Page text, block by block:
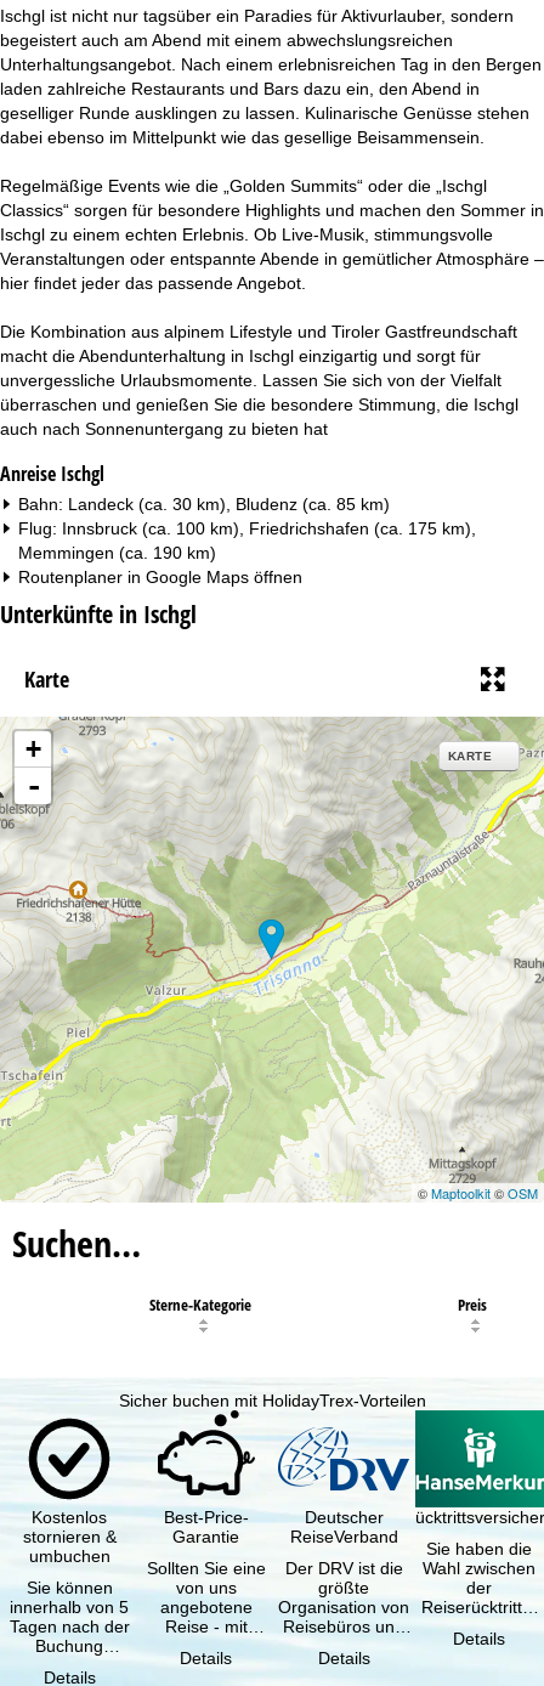
Ischgl ist nicht nur tagsüber ein Paradies für Aktivurlauber, sondern
begeistert auch am Abend mit einem abwechslungsreichen
Unterhaltungsangebot. Nach einem erlebnisreichen Tag in den Bergen
laden zahlreiche Restaurants und Bars dazu ein, den Abend in
geselliger Runde ausklingen zu lassen. Kulinarische Genüsse stehen
dabei ebenso im Mittelpunkt wie das gesellige Beisammensein.
Regelmäßige Events wie die „Golden Summits“ oder die „Ischgl
Classics“ sorgen für besondere Highlights und machen den Sommer in
Ischgl zu einem echten Erlebnis. Ob Live-Musik, stimmungsvolle
Veranstaltungen oder entspannte Abende in gemütlicher Atmosphäre –
hier findet jeder das passende Angebot.
Die Kombination aus alpinem Lifestyle und Tiroler Gastfreundschaft
macht die Abendunterhaltung in Ischgl einzigartig und sorgt für
unvergessliche Urlaubsmomente. Lassen Sie sich von der Vielfalt
überraschen und genießen Sie die besondere Stimmung, die Ischgl
auch nach Sonnenuntergang zu bieten hat
Anreise Ischgl
Bahn: Landeck (ca. 30 km), Bludenz (ca. 85 km)
Flug: Innsbruck (ca. 100 km), Friedrichshafen (ca. 175 km),
Memmingen (ca. 190 km)
Routenplaner in Google Maps öffnen
Unterkünfte in Ischgl
Karte
+
-
KARTE
©Maptoolkit©OSM
Suchen…
Sterne-Kategorie Preis
Sicher buchen mit HolidayTrex-Vorteilen
Kostenlos
stornieren &
umbuchen
Sie können
innerhalb von 5
Tagen nach der
Buchung
Details
Best-Price-
Garantie
Sollten Sie eine
von uns
angebotene
Reise - mit
Verfügbarkeit
Details
Deutscher
ReiseVerband
Der DRV ist die
größte
Organisation von
Reisebüros und
Reiseveranstaltern
in …
Details
Sie haben die
Wahl zwischen
der
Reiserücktritts-
Versicherung
(inklusive …
Details